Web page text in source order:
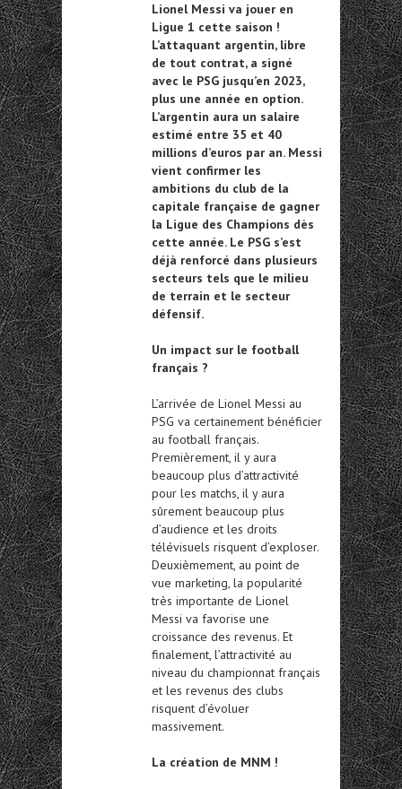
Lionel Messi va jouer en
Ligue 1 cette saison !
L’attaquant argentin, libre
de tout contrat, a signé
avec le PSG jusqu’en 2023,
plus une année en option.
L’argentin aura un salaire
estimé entre 35 et 40
millions d’euros par an. Messi
vient confirmer les
ambitions du club de la
capitale française de gagner
la Ligue des Champions dès
cette année. Le PSG s’est
déjà renforcé dans plusieurs
secteurs tels que le milieu
de terrain et le secteur
défensif.
Un impact sur le football
français ?
L’arrivée de Lionel Messi au
PSG va certainement bénéficier
au football français.
Premièrement, il y aura
beaucoup plus d’attractivité
pour les matchs, il y aura
sûrement beaucoup plus
d’audience et les droits
télévisuels risquent d’exploser.
Deuxièmement, au point de
vue marketing, la popularité
très importante de Lionel
Messi va favorise une
croissance des revenus. Et
finalement, l’attractivité au
niveau du championnat français
et les revenus des clubs
risquent d’évoluer
massivement.
La création de MNM !